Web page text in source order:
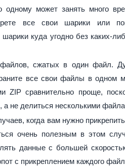
одному может занять много
все свои шарики или
шарики куда угодно без каких-
сжатых в один файл.
все свои файлы в одном
ZIP сравнительно проще,
а не делиться несколькими
когда вам нужно
очень полезным в этом
данные с большей
с прикреплением каждого